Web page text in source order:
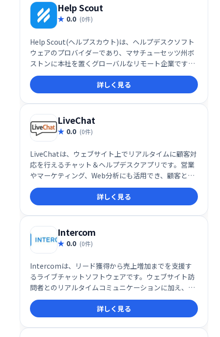
Help Scout
0.0 (0件)
Help Scout(ヘルプスカウト)は、ヘルプデスクソフト
ウェアのプロバイダーであり、マサチューセッツ州ボ
ストンに本社を置くグローバルなリモート企業です。
同社は、電子メールベースの顧客サポートプラットフ
ォーム、ナレッジベースツール、および顧客サービス
の専門家向けの埋め込み可能な検索/連絡先ウィジェッ
トを提供しています。
詳しく見る
LiveChat
0.0 (0件)
LiveChatは、ウェブサイト上でリアルタイムに顧客対
応を行えるチャット＆ヘルプデスクアプリです。営業
やマーケティング、Web分析にも活用でき、顧客との
エンゲージメントを高めることで、売上向上に貢献し
ます。チーム全体で顧客対応の効率を改善し、サービ
ス品質を向上させるための強力なツールです。
詳しく見る
Intercom
0.0 (0件)
Intercomは、リード獲得から売上増加までを支援す
るライブチャットソフトウェアです。ウェブサイト訪
問者とのリアルタイムコミュニケーションに加え、ボ
ットによるリードの自動選別や、詳細な追跡機能を提
供します。
詳しく見る